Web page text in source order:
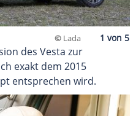
© Lada
des Vesta zur
exakt dem 2015
entsprechen wird.